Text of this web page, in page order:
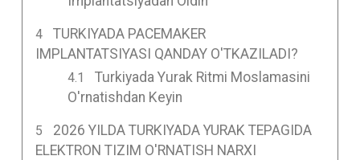
TURKIYADA PACEMAKER
IMPLANTATSIYASI QANDAY O'TKAZILADI?
Turkiyada Yurak Ritmi Moslamasini
O'rnatishdan Keyin
2026 YILDA TURKIYADA YURAK TEPAGIDA
ELEKTRON TIZIM O'RNATISH NARXI